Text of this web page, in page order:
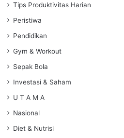
Tips Produktivitas Harian
Peristiwa
Pendidikan
Gym & Workout
Sepak Bola
Investasi & Saham
U T A M A
Nasional
Diet & Nutrisi